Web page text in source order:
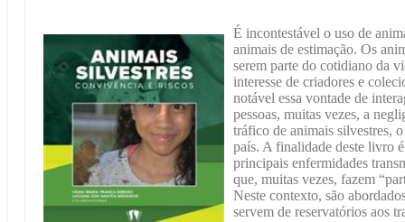
É incontestável o uso de
animais de estimação. Os
serem parte do cotidiano da
interesse de criadores e
notável essa vontade de
pessoas, muitas vezes, a
tráfico de animais silvestres,
país. A finalidade deste livro
principais enfermidades
que, muitas vezes, fazem
Neste contexto, são
servem de reservatórios aos